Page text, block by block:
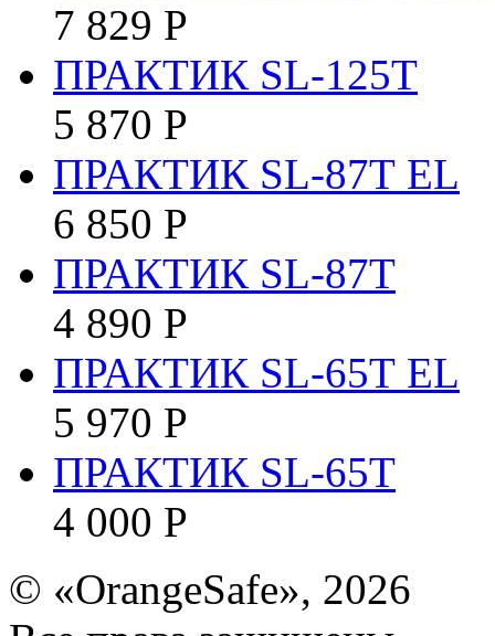
7 829 Р
ПРАКТИК SL-125Т
5 870 Р
ПРАКТИК SL-87Т EL
6 850 Р
ПРАКТИК SL-87Т
4 890 Р
ПРАКТИК SL-65Т EL
5 970 Р
ПРАКТИК SL-65Т
4 000 Р
© «OrangeSafe», 2026